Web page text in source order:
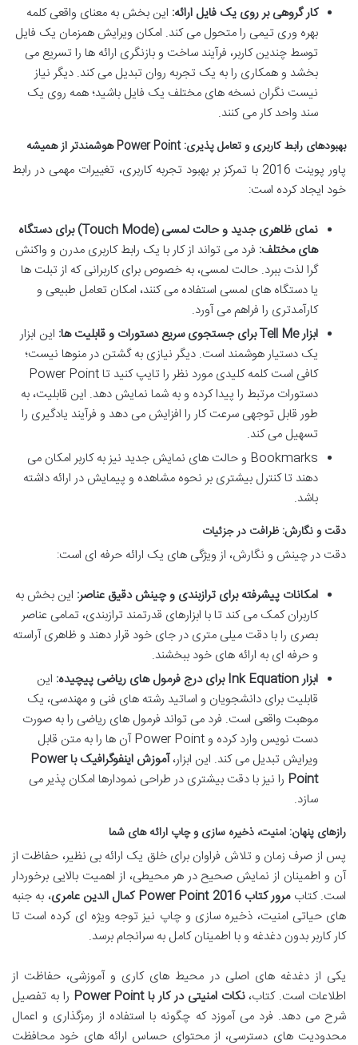
کار گروهی بر روی یک فایل ارائه: این بخش به معنای واقعی کلمه
بهره وری تیمی را متحول می کند. امکان ویرایش همزمان یک فایل
توسط چندین کاربر، فرآیند ساخت و بازنگری ارائه ها را تسریع می
بخشد و همکاری را به یک تجربه روان تبدیل می کند. دیگر نیاز
نیست نگران نسخه های مختلف یک فایل باشید؛ همه روی یک
سند واحد کار می کنند.
بهبودهای رابط کاربری و تعامل پذیری: Power Point هوشمندتر از همیشه
پاور پوینت 2016 با تمرکز بر بهبود تجربه کاربری، تغییرات مهمی در رابط
خود ایجاد کرده است:
نمای ظاهری جدید و حالت لمسی (Touch Mode) برای دستگاه
های مختلف: فرد می تواند از کار با یک رابط کاربری مدرن و واکنش
گرا لذت ببرد. حالت لمسی، به خصوص برای کاربرانی که از تبلت ها
یا دستگاه های لمسی استفاده می کنند، امکان تعامل طبیعی و
کارآمدتری را فراهم می آورد.
ابزار Tell Me برای جستجوی سریع دستورات و قابلیت ها:
این ابزار
یک دستیار هوشمند است. دیگر نیازی به گشتن در منوها نیست؛
کافی است کلمه کلیدی مورد نظر را تایپ کنید تاPower Point
دستورات مرتبط را پیدا کرده و به شما نمایش دهد. این قابلیت، به
طور قابل توجهی سرعت کار را افزایش می دهد و فرآیند یادگیری را
تسهیل می کند.
Bookmarks و حالت های نمایش جدید نیز به کاربر امکان می
دهند تا کنترل بیشتری بر نحوه مشاهده و پیمایش در ارائه داشته
باشد.
دقت و نگارش: ظرافت در جزئیات
دقت در چینش و نگارش، از ویژگی های یک ارائه حرفه ای است:
امکانات پیشرفته برای ترازبندی و چینش دقیق عناصر: این بخش به
کاربران کمک می کند تا با ابزارهای قدرتمند ترازبندی، تمامی عناصر
بصری را با دقت میلی متری در جای خود قرار دهند و ظاهری آراسته
و حرفه ای به ارائه های خود ببخشند.
ابزار Ink Equation برای درج فرمول های ریاضی پیچیده:
این
قابلیت برای دانشجویان و اساتید رشته های فنی و مهندسی، یک
موهبت واقعی است. فرد می تواند فرمول های ریاضی را به صورت
دست نویس وارد کرده و Power Pointآن ها را به متن قابل
ویرایش تبدیل می کند. این ابزار،
آموزش اینفوگرافیک با Power
Point را نیز با دقت بیشتری در طراحی نمودارها امکان پذیر می
سازد.
رازهای پنهان: امنیت، ذخیره سازی و چاپ ارائه های شما
پس از صرف زمان و تلاش فراوان برای خلق یک ارائه بی نظیر، حفاظت از
آن و اطمینان از نمایش صحیح در هر محیطی، از اهمیت بالایی برخوردار
است. کتابمرور کتاب Power Point 2016 کمال الدین عامری
، به جنبه
های حیاتی امنیت، ذخیره سازی و چاپ نیز توجه ویژه ای کرده است تا
کار کاربر بدون دغدغه و با اطمینان کامل به سرانجام برسد.
یکی از دغدغه های اصلی در محیط های کاری و آموزشی، حفاظت از
اطلاعات است. کتاب،نکات امنیتی در کار با Power Point
را به تفصیل
شرح می دهد. فرد می آموزد که چگونه با استفاده از رمزگذاری و اعمال
محدودیت های دسترسی، از محتوای حساس ارائه های خود محافظت